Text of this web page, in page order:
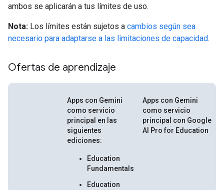
ambos se aplicarán a tus límites de uso.
Nota: Los límites están sujetos a cambios según sea
necesario para adaptarse a las limitaciones de capacidad.
Ofertas de aprendizaje
Apps con Gemini
como servicio
principal en las
siguientes
ediciones:
Education
Fundamentals
Education
Apps con Gemini
como servicio
principal con Google
AI Pro for Education